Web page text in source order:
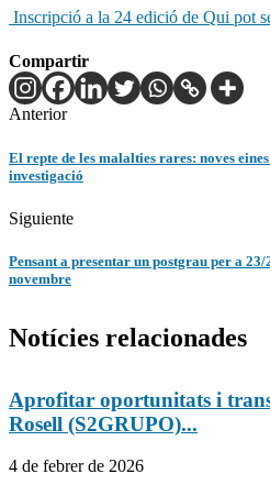
Inscripció a la 24 edició de Qui pot
Compartir
Anterior
El repte de les malalties rares: noves
investigació
Siguiente
Pensant a presentar un postgrau per a
novembre
Notícies relacionades
Aprofitar oportunitats i
Rosell (S2GRUPO)...
4 de febrer de 2026